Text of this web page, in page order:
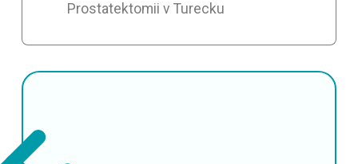
Prostatektomii v Turecku